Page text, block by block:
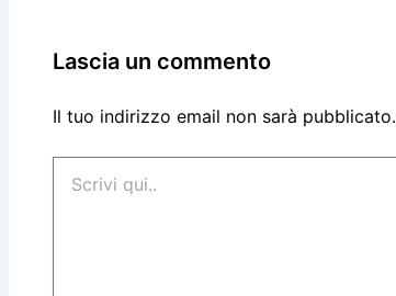
Lascia un commento
Il tuo indirizzo email non sarà pubblicato.
qui..